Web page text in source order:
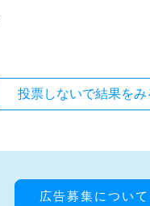
投票しないで結果をみ
広告募集について